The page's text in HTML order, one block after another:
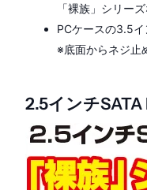
「裸族」シリー
PCケースの3.5
※底面からネジ止
2.5インチ